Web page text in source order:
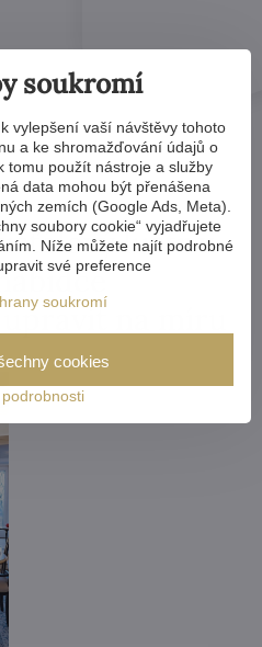
lustr v
upravit na míru
soukromí
vylepšení vaší návštěvy tohoto
a ke shromažďování údajů o
tomu použít nástroje a služby
data mohou být přenášena
zemích (Google Ads, Meta).
soubory cookie“ vyjadřujete
Níže můžete najít podrobné
své preference
soukromí
cookies